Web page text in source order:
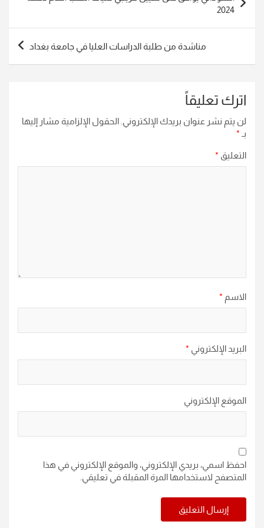
المقالات
2024
مناشدة من طلبة الدراسات العليا في جامعة بغداد
اترك تعليقاً
لن يتم نشر عنوان بريدك الإلكتروني. الحقول الإلزامية مشار إليها
بـ *
التعليق *
الاسم *
البريد الإلكتروني *
الموقع الإلكتروني
احفظ اسمي، بريدي الإلكتروني، والموقع الإلكتروني في هذا
المتصفح لاستخدامها المرة المقبلة في تعليقي.